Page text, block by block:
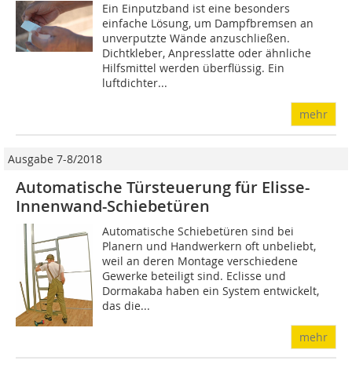
Ein Einputzband ist eine besonders
einfache Lösung, um Dampfbremsen an
unverputzte Wände anzuschließen.
Dichtkleber, Anpresslatte oder ähnliche
Hilfsmittel werden überflüssig. Ein
luftdichter...
mehr
Ausgabe 7-8/2018
Automatische Türsteuerung für Elisse-
Innenwand-Schiebetüren
Automatische Schiebetüren sind bei
Planern und Handwerkern oft unbeliebt,
weil an deren Montage verschiedene
Gewerke beteiligt sind. Eclisse und
Dormakaba haben ein System entwickelt,
das die...
mehr